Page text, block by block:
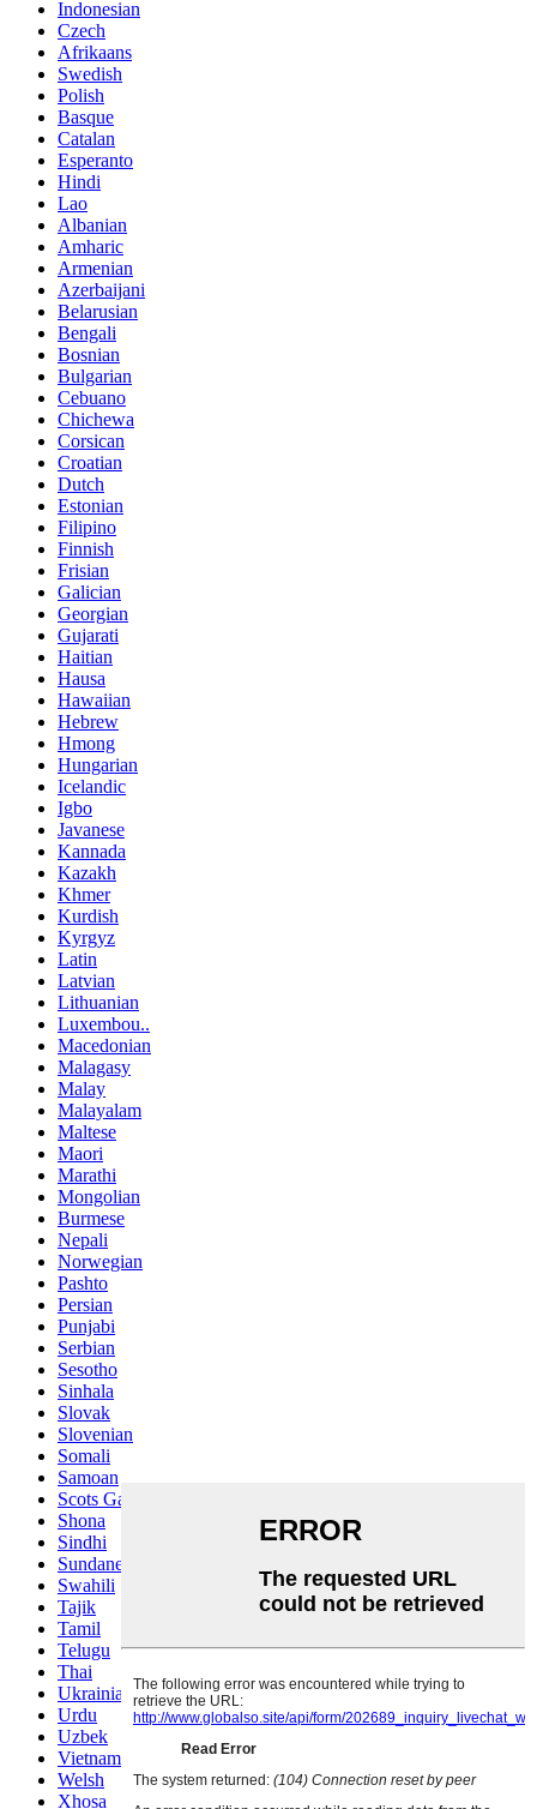
Indonesian
Czech
Afrikaans
Swedish
Polish
Basque
Catalan
Esperanto
Hindi
Lao
Albanian
Amharic
Armenian
Azerbaijani
Belarusian
Bengali
Bosnian
Bulgarian
Cebuano
Chichewa
Corsican
Croatian
Dutch
Estonian
Filipino
Finnish
Frisian
Galician
Georgian
Gujarati
Haitian
Hausa
Hawaiian
Hebrew
Hmong
Hungarian
Icelandic
Igbo
Javanese
Kannada
Kazakh
Khmer
Kurdish
Kyrgyz
Latin
Latvian
Lithuanian
Luxembou..
Macedonian
Malagasy
Malay
Malayalam
Maltese
Maori
Marathi
Mongolian
Burmese
Nepali
Norwegian
Pashto
Persian
Punjabi
Serbian
Sesotho
Sinhala
Slovak
Slovenian
Somali
Samoan
Scots Gaelic
Shona
Sindhi
Sundanese
Swahili
Tajik
Tamil
Telugu
Thai
Ukrainian
Urdu
Uzbek
Vietnamese
Welsh
Xhosa